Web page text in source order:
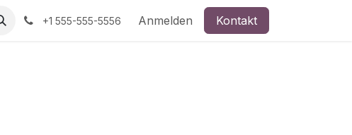
+1 555-555-5556 Anmelden Kontakt